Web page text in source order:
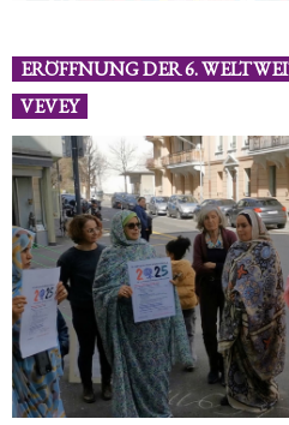
ERÖFFNUNG DER 6.
VEVEY